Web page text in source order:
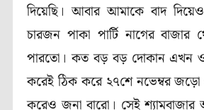
দিয়েছি। আবার আমাকে বাদ
চারজন পাকা পার্টি নাগের বাজার
পারতো। কত বড় বড় দোকান এখন
করেই ঠিক করে ২৭শে নভেম্বর
করেও জনা বারো। সেই শ্যামবাজার